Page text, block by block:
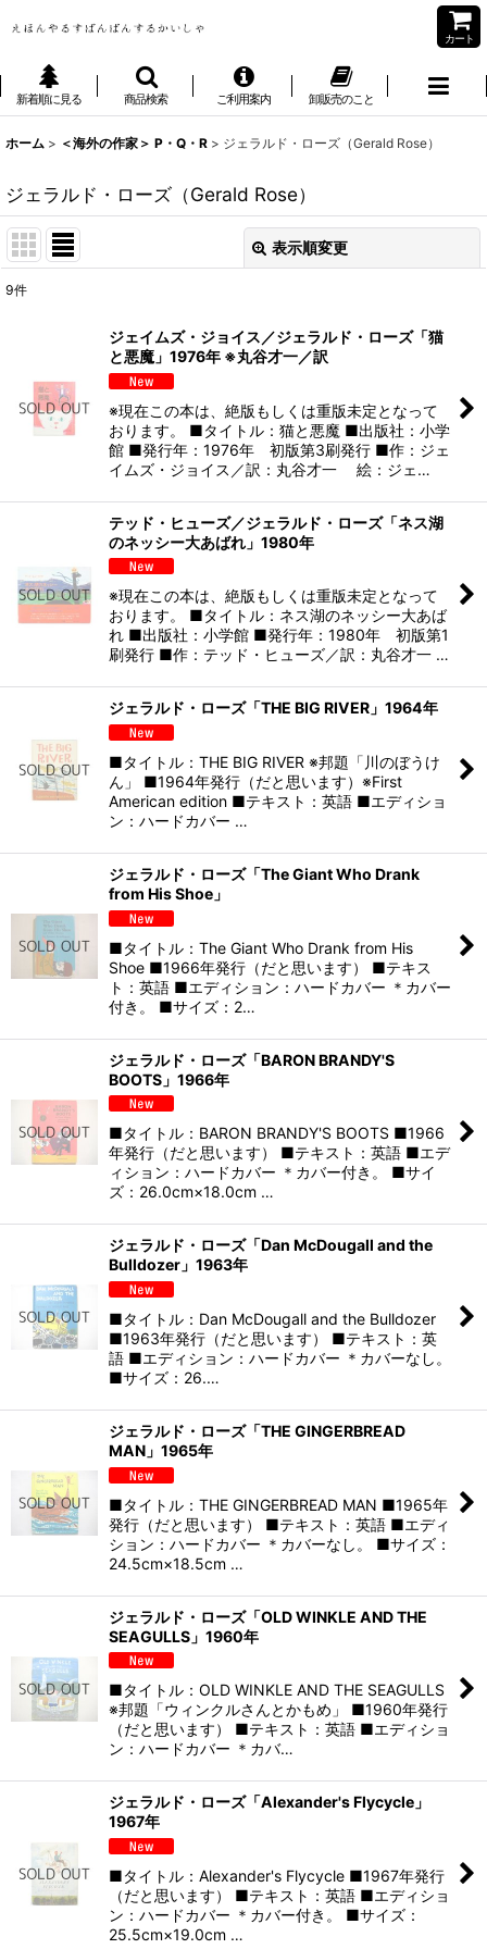
カート
新着順に見る 商品検索 ご利用案内 卸販売のこと
ホーム > ＜海外の作家＞ P・Q・R > ジェラルド・ローズ（Gerald Rose）
ジェラルド・ローズ（Gerald Rose）
表示順変更
絞り込む
9件
ジェイムズ・ジョイス／ジェラルド・ローズ「猫
と悪魔」1976年 ※丸谷才一／訳
※現在この本は、絶版もしくは重版未定となって
おります。 ■タイトル：猫と悪魔 ■出版社：小学
館 ■発行年：1976年 初版第3刷発行 ■作：ジェ
イムズ・ジョイス／訳：丸谷才一 絵：ジェ…
テッド・ヒューズ／ジェラルド・ローズ「ネス湖
のネッシー大あばれ」1980年
※現在この本は、絶版もしくは重版未定となって
おります。 ■タイトル：ネス湖のネッシー大あば
れ ■出版社：小学館 ■発行年：1980年 初版第1
刷発行 ■作：テッド・ヒューズ／訳：丸谷才一 …
ジェラルド・ローズ「THE BIG RIVER」1964年
■タイトル：THE BIG RIVER ※邦題「川のぼうけ
ん」 ■1964年発行（だと思います）※First
American edition ■テキスト：英語 ■エディショ
ン：ハードカバー …
ジェラルド・ローズ「The Giant Who Drank
from His Shoe」
■タイトル：The Giant Who Drank from His
Shoe ■1966年発行（だと思います） ■テキス
ト：英語 ■エディション：ハードカバー ＊カバー
付き。 ■サイズ：2…
ジェラルド・ローズ「BARON BRANDY'S
BOOTS」1966年
■タイトル：BARON BRANDY'S BOOTS ■1966
年発行（だと思います） ■テキスト：英語 ■エデ
ィション：ハードカバー ＊カバー付き。 ■サイ
ズ：26.0cm×18.0cm …
ジェラルド・ローズ「Dan McDougall and the
Bulldozer」1963年
■タイトル：Dan McDougall and the Bulldozer
■1963年発行（だと思います） ■テキスト：英
語 ■エディション：ハードカバー ＊カバーなし。
■サイズ：26.…
ジェラルド・ローズ「THE GINGERBREAD
MAN」1965年
■タイトル：THE GINGERBREAD MAN ■1965年
発行（だと思います） ■テキスト：英語 ■エディ
ション：ハードカバー ＊カバーなし。 ■サイズ：
24.5cm×18.5cm …
ジェラルド・ローズ「OLD WINKLE AND THE
SEAGULLS」1960年
■タイトル：OLD WINKLE AND THE SEAGULLS
※邦題「ウィンクルさんとかもめ」 ■1960年発行
（だと思います） ■テキスト：英語 ■エディショ
ン：ハードカバー ＊カバ…
ジェラルド・ローズ「Alexander's Flycycle」
1967年
■タイトル：Alexander's Flycycle ■1967年発行
（だと思います） ■テキスト：英語 ■エディショ
ン：ハードカバー ＊カバー付き。 ■サイズ：
25.5cm×19.0cm …